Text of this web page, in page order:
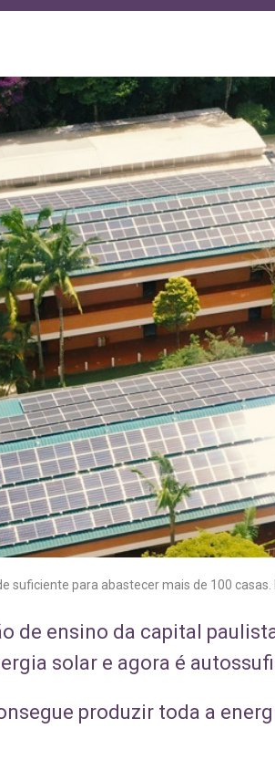
suficiente para abastecer mais de 100 casas.
de ensino da capital
solar e agora é
produzir toda a